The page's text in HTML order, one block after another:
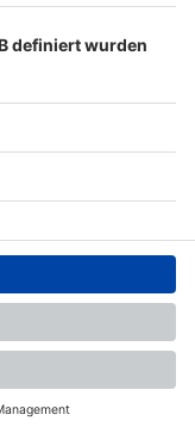
Impressum